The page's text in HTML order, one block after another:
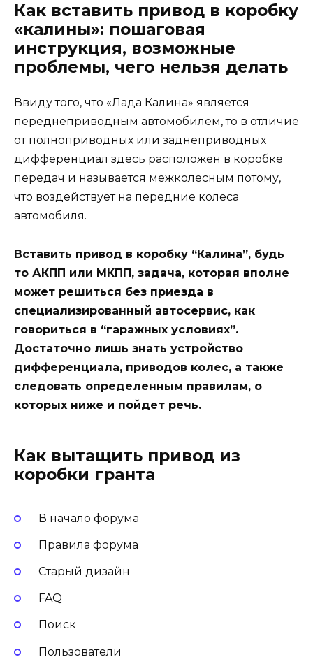
Как вставить привод в коробку
«калины»: пошаговая
инструкция, возможные
проблемы, чего нельзя делать
Ввиду того, что «Лада Калина» является
переднеприводным автомобилем, то в отличие
от полноприводных или заднеприводных
дифференциал здесь расположен в коробке
передач и называется межколесным потому,
что воздействует на передние колеса
автомобиля.
Вставить привод в коробку “Калина”, будь
то АКПП или МКПП, задача, которая вполне
может решиться без приезда в
специализированный автосервис, как
говориться в “гаражных условиях”.
Достаточно лишь знать устройство
дифференциала, приводов колес, а также
следовать определенным правилам, о
которых ниже и пойдет речь.
Как вытащить привод из
коробки гранта
В начало форума
Правила форума
Старый дизайн
FAQ
Поиск
Пользователи